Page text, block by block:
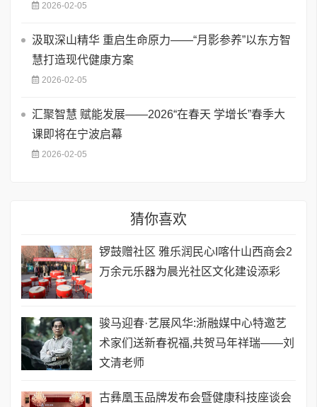
2026-02-05
汲取深山精华 重启生命原力——“月影参养”以东方智
慧打造现代健康方案
2026-02-05
汇聚智慧 赋能发展——2026“在春天 学增长”春季大
课即将在宁波启幕
2026-02-05
猜你喜欢
锣鼓赠社区 雅乐润民心I喀什山西商会2
万余元乐器为晨光社区文化建设添彩
骏马迎春·艺展风华:浙融媒中心特邀艺
术家们送新春祝福,共贺马年祥瑞——刘
文清老师
古彝凰玉品牌发布会暨健康科技座谈会